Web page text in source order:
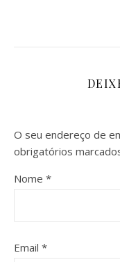
O seu endereço de
obrigatórios
Nome *
Email *